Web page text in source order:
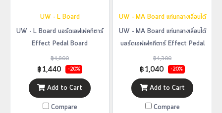
UW - L Board
UW - L Board บอร์ดเอฟเฟคกีตาร์
Effect Pedal Board
฿1,800
฿1,440 -20%
Add to Cart
Compare
UW - MA Board แท่นกลางเลื่อนได้
UW - MA Board แท่นกลางเลื่อนได้
บอร์ดเอฟเฟคกีตาร์ Effect Pedal
Board
฿1,300
฿1,040 -20%
Add to Cart
Compare